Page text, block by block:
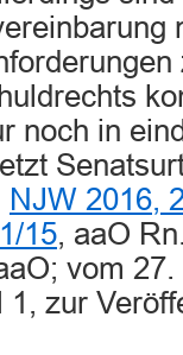
noch in
NJW 2016,
15, aaO
vom
1, zur